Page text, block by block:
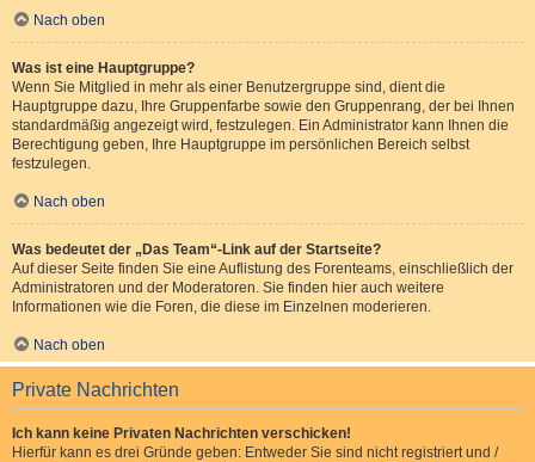
Nach oben
Was ist eine Hauptgruppe?
Wenn Sie Mitglied in mehr als einer Benutzergruppe sind, dient die
Hauptgruppe dazu, Ihre Gruppenfarbe sowie den Gruppenrang, der bei Ihnen
standardmäßig angezeigt wird, festzulegen. Ein Administrator kann Ihnen die
Berechtigung geben, Ihre Hauptgruppe im persönlichen Bereich selbst
festzulegen.
Nach oben
Was bedeutet der „Das Team“-Link auf der Startseite?
Auf dieser Seite finden Sie eine Auflistung des Forenteams, einschließlich der
Administratoren und der Moderatoren. Sie finden hier auch weitere
Informationen wie die Foren, die diese im Einzelnen moderieren.
Nach oben
Private Nachrichten
Ich kann keine Privaten Nachrichten verschicken!
Hierfür kann es drei Gründe geben: Entweder Sie sind nicht registriert und /